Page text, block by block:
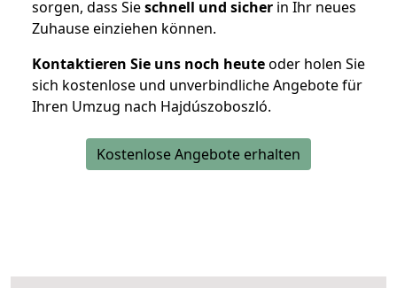
sorgen, dass Sieschnell und sicher in Ihr neues
Zuhause einziehen können.
Kontaktieren Sie uns noch heuteoder holen Sie
sich kostenlose und unverbindliche Angebote für
Ihren Umzug nach Hajdúszoboszló.
Kostenlose Angebote erhalten